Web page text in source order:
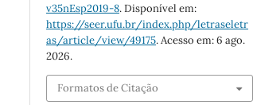
v35nEsp2019-8. Disponível em:
https://seer.ufu.br/index.php/letraseletr
as/article/view/49175. Acesso em: 6 ago.
2026.
Formatos de Citação